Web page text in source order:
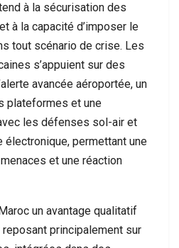
à la sécurisation des
à la capacité d’imposer le
tout scénario de crise. Les
s’appuient sur des
avancée aéroportée, un
plateformes et une
les défenses sol-air et
permettant une
et une réaction
un avantage qualitatif
principalement sur